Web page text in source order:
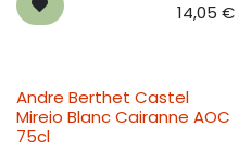
14,05 €
Andre Berthet Castel
Mireio Blanc Cairanne AOC
75cl